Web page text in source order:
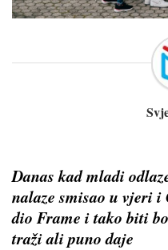
Danas kad mladi
nalaze smisao u vjeri
dio Frame i tako biti
traži ali puno daje